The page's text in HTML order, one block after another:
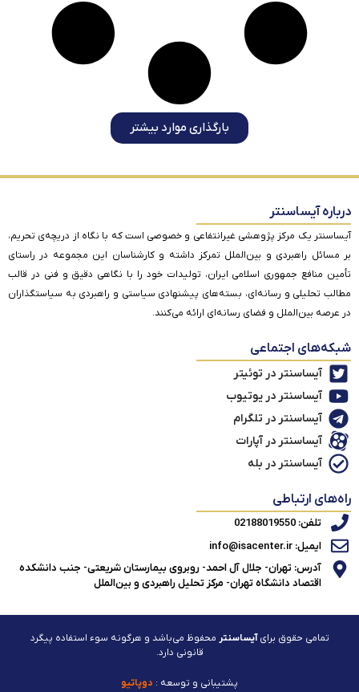
بارگذاری موارد بیشتر
درباره آیساسنتر
آیساسنتر یک مرکز پژوهشی غیرانتفاعی و خصوصی است که با نگاه از دریچه‌ی تحریم،
بر مسائل راهبردی و بین‌الملل تمرکز داشته و کارشناسان این مجموعه در راستای
تأمین منافع جمهوری اسلامی ایران، تولیدات خود را با نگاهی دقیق و فنی در قالب
مطالب تحلیلی و رسانه‌ای، بسته‌های پیشنهادی سیاستی و راهبردی به سیاستگذاران
در عرصه بین‌الملل و فضای رسانه‌ای ارائه می‌کنند.
شبکه‌های اجتماعی
آیساسنتر در توئیتر
آیساسنتر در یوتیوب
آیساسنتر در تلگرام
آیساسنتر در آپارات
آیساسنتر در بله
راه‌های ارتباطی
تلفن: 02188019550
ایمیل: info@isacenter.ir
آدرس: تهران- جلال آل احمد- روبروی بیمارستان شریعتی- جنب دانشکده
اقتصاد دانشگاه تهران- مرکز تحلیل راهبردی و بین‌الملل
تمامی حقوق برایآیساسنتر محفوظ می‌باشد و هرگونه سوء استفاده پیگرد
قانونی دارد.
پشتیبانی و توسعه : دوپاتیو